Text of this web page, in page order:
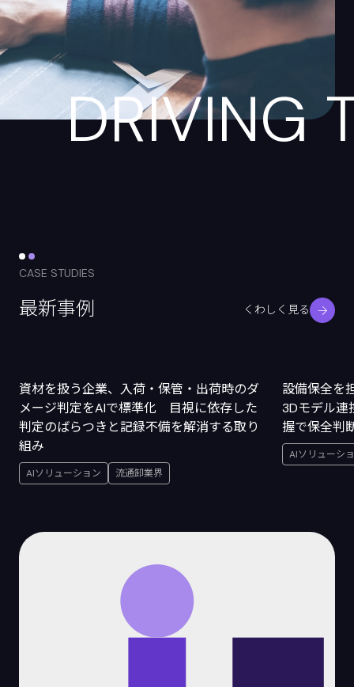
DRIVING
CASE STUDIES
最新事例 くわしく見る
資材を扱う企業、入荷・保管・出荷時のダ
メージ判定をAIで標準化 目視に依存した
判定のばらつきと記録不備を解消する取り
組み
AIソリューション 流通卸業界
設備保全を
3Dモデル
握で保全判
AIソリューシ